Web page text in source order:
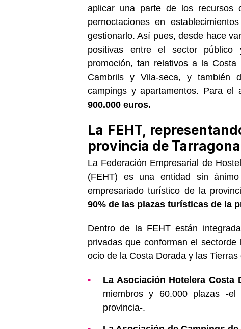
aplicar una parte de los recursos
pernoctaciones en
gestionarlo. Así pues, desde hace
positivas entre el sector
promoción, tan relativos a la
Cambrils y Vila-seca, y también
campings y apartamentos. Para
900.000 euros.
La FEHT,
provincia de Tarragona
La Federación Empresarial de
(FEHT) es una entidad
sin
empresariado turístico de la
90% de las plazas turísticas de la
Dentro de la FEHT están
privadas que conforman el sectorde
ocio de la Costa Dorada y las
La Asociación Hotelera
miembros y 60.000 plazas -el
provincia-.